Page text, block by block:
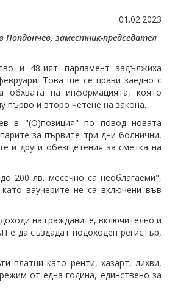
01.02.2023
Попдончев, заместник-председател
и 48-ият парламент задължиха
Това ще се прави заедно с
обхвата на информацията, която
първо и второ четене на закона.
в "(О)позиция" по повод новата
за първите три дни болнични,
и други обезщетения за сметка на
200 лв. месечно са необлагаеми",
ваучерите не са включени във
на гражданите, включително и
да създадат подоходен регистър,
платци като ренти, хазарт, лихви,
от една година, единствено за